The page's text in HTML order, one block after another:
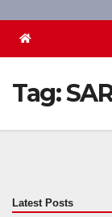
Tag:
Latest Posts